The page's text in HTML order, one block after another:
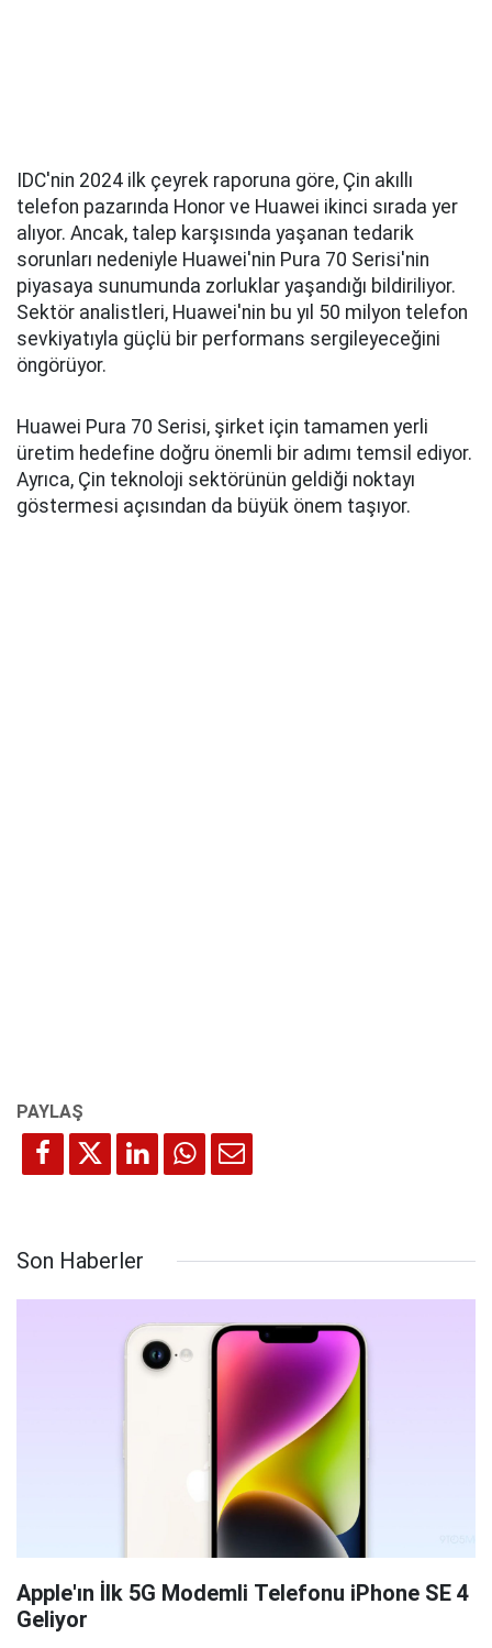
IDC'nin 2024 ilk çeyrek raporuna göre, Çin akıllı
telefon pazarında Honor ve Huawei ikinci sırada yer
alıyor. Ancak, talep karşısında yaşanan tedarik
sorunları nedeniyle Huawei'nin Pura 70 Serisi'nin
piyasaya sunumunda zorluklar yaşandığı bildiriliyor.
Sektör analistleri, Huawei'nin bu yıl 50 milyon telefon
sevkiyatıyla güçlü bir performans sergileyeceğini
öngörüyor.
Huawei Pura 70 Serisi, şirket için tamamen yerli
üretim hedefine doğru önemli bir adımı temsil ediyor.
Ayrıca, Çin teknoloji sektörünün geldiği noktayı
göstermesi açısından da büyük önem taşıyor.
Son Haberler
Apple'ın İlk 5G Modemli Telefonu iPhone SE 4
Geliyor